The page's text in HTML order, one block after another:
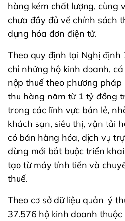
hàng kém chất lượng, cùng
chưa đầy đủ về chính sách
dụng hóa đơn điện tử.
Theo quy định tại Nghị định
chỉ những hộ kinh doanh,
nộp thuế theo phương
thu hàng năm từ 1 tỷ đồng
trong các lĩnh vực bán lẻ,
khách sạn, siêu thị, vận tải
có bán hàng hóa, dịch vụ
dùng mới bắt buộc triển
tạo từ máy tính tiền và
thuế.
Theo cơ sở dữ liệu quản lý
37.576 hộ kinh doanh